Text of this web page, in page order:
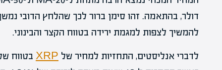
דולר, בהתאמה. זהו סימן ברור לכך שהלחץ הדובי
להמשיך לצפות למגמת ירידה בטווח הקצר והבינוני.
לדברי אנליסטים, התחזיות למחיר של XRP